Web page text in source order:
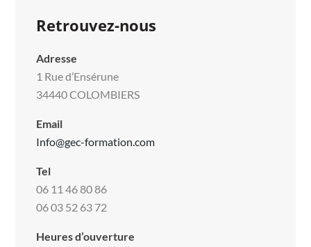
Retrouvez-nous
Adresse
1 Rue d’Ensérune
34440 COLOMBIERS
Email
Info@gec-formation.com
Tel
06 11 46 80 86
06 03 52 63 72
Heures d’ouverture